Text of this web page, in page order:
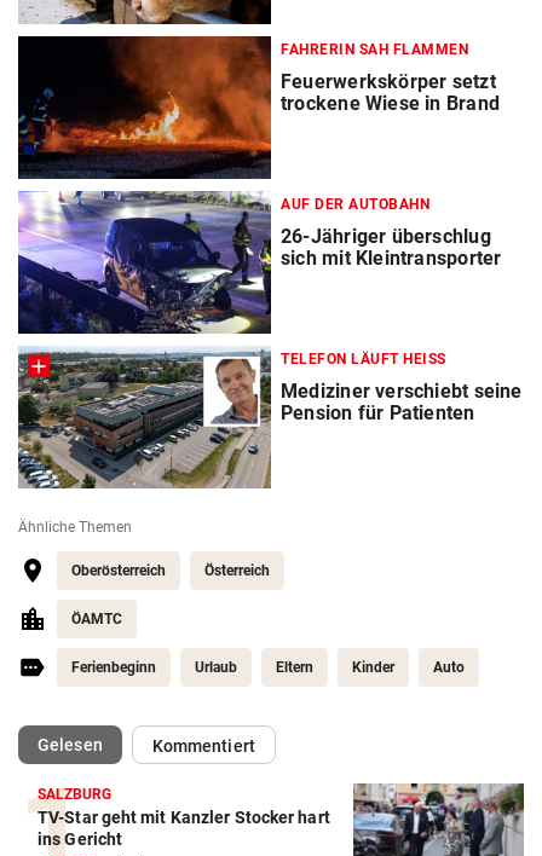
FAHRERIN SAH FLAMMEN
Feuerwerkskörper setzt
trockene Wiese in Brand
AUF DER AUTOBAHN
26-Jähriger überschlug
sich mit Kleintransporter
TELEFON LÄUFT HEISS
Mediziner verschiebt seine
Pension für Patienten
Ähnliche Themen
Oberösterreich Österreich
ÖAMTC
Ferienbeginn Urlaub Eltern Kinder Auto
Gelesen(ausgewählt)Kommentiert
SALZBURG
TV-Star geht mit Kanzler Stocker hart
ins Gericht